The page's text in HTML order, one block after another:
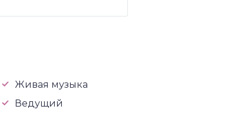
Живая музыка
Ведущий